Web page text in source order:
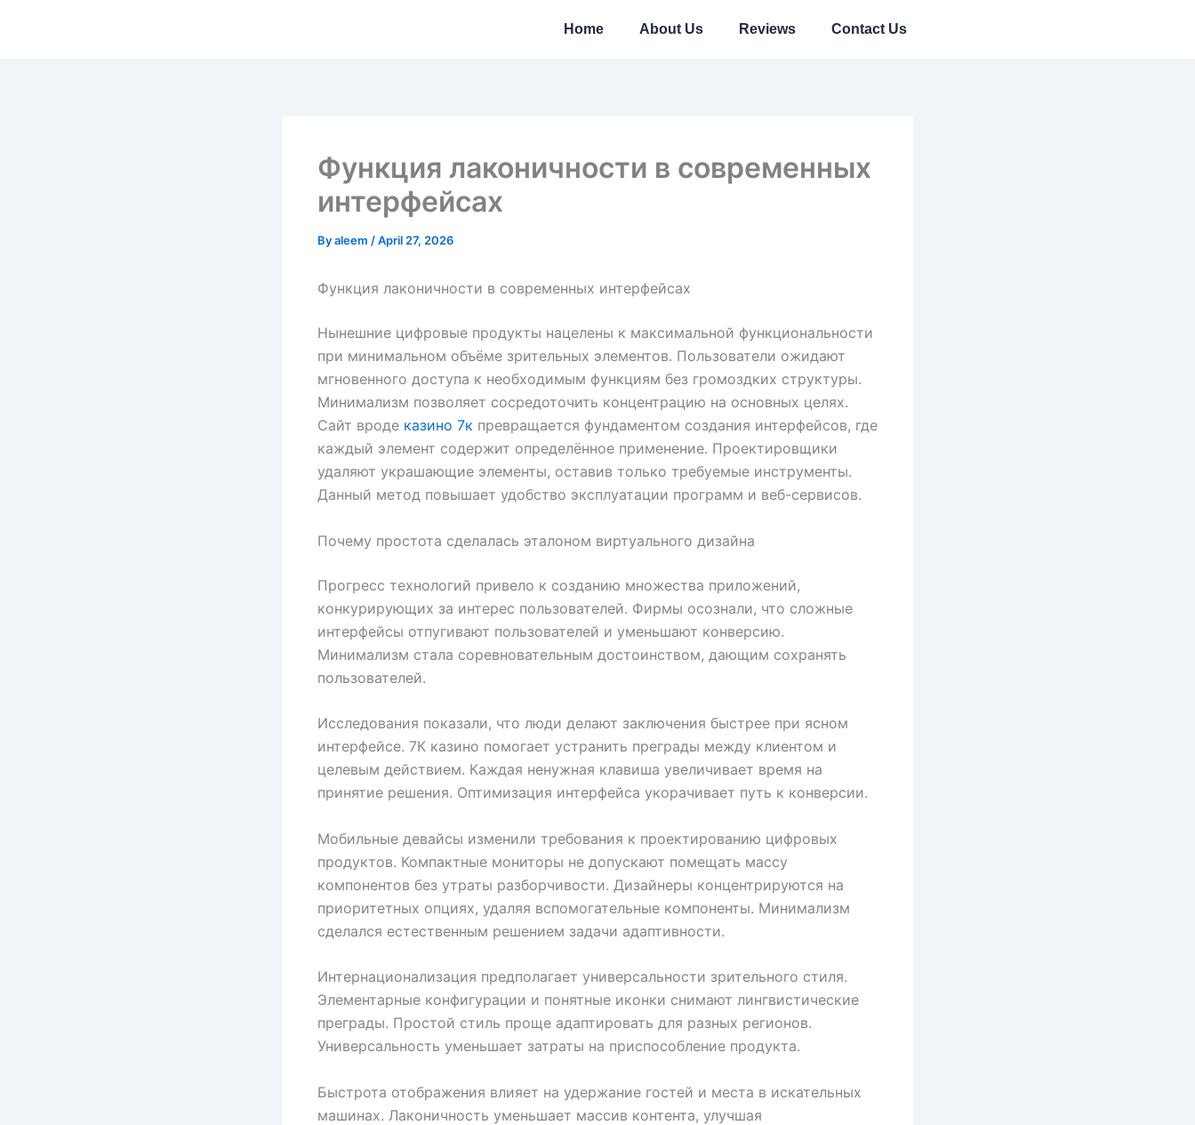
Home About Us Reviews Contact Us
Функция лаконичности в современных
интерфейсах
Byaleem /April 27, 2026
Функция лаконичности в современных интерфейсах
Нынешние цифровые продукты нацелены к максимальной функциональности
при минимальном объёме зрительных элементов. Пользователи ожидают
мгновенного доступа к необходимым функциям без громоздких структуры.
Минимализм позволяет сосредоточить концентрацию на основных целях.
Сайт вроде казино 7к превращается фундаментом создания интерфейсов, где
каждый элемент содержит определённое применение. Проектировщики
удаляют украшающие элементы, оставив только требуемые инструменты.
Данный метод повышает удобство эксплуатации программ и веб-сервисов.
Почему простота сделалась эталоном виртуального дизайна
Прогресс технологий привело к созданию множества приложений,
конкурирующих за интерес пользователей. Фирмы осознали, что сложные
интерфейсы отпугивают пользователей и уменьшают конверсию.
Минимализм стала соревновательным достоинством, дающим сохранять
пользователей.
Исследования показали, что люди делают заключения быстрее при ясном
интерфейсе. 7К казино помогает устранить преграды между клиентом и
целевым действием. Каждая ненужная клавиша увеличивает время на
принятие решения. Оптимизация интерфейса укорачивает путь к конверсии.
Мобильные девайсы изменили требования к проектированию цифровых
продуктов. Компактные мониторы не допускают помещать массу
компонентов без утраты разборчивости. Дизайнеры концентрируются на
приоритетных опциях, удаляя вспомогательные компоненты. Минимализм
сделался естественным решением задачи адаптивности.
Интернационализация предполагает универсальности зрительного стиля.
Элементарные конфигурации и понятные иконки снимают лингвистические
преграды. Простой стиль проще адаптировать для разных регионов.
Универсальность уменьшает затраты на приспособление продукта.
Быстрота отображения влияет на удержание гостей и места в искательных
машинах. Лаконичность уменьшает массив контента, улучшая